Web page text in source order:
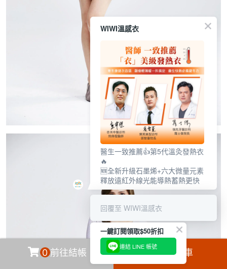
0 前往結帳 加入購物車
WIWI溫感衣
醫生一致推薦👍第5代溫灸發熱衣
🔥
🆕全新升級石墨烯+六大微量元素
釋放遠紅外線光能導熱蓄熱更快
回覆至 WIWI溫感衣
一鍵訂閱領取$50折扣
連結 LINE 帳號